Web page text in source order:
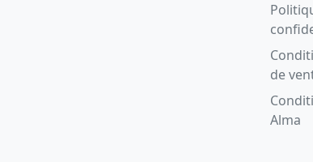
de
Alma